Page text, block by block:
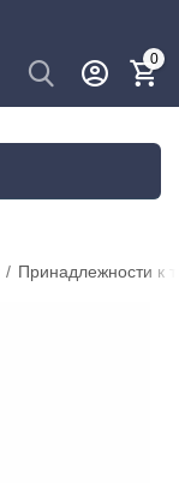
0
/ Принадлежности к